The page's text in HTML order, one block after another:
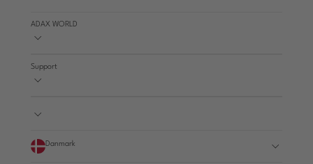
ADAX WORLD
Support
Danmark